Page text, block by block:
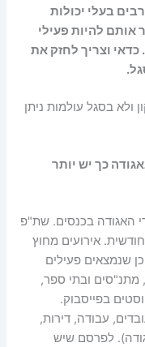
בעלי יכולות
אותם להיות פעילי
כדאי וצריך לחזק את
ולא בסגל עולמות ניתן
כך יש יותר
האגודה בכנסים. שת"פ
אירועים מחוץ
שנמצאים פעילים
מתנ"סים ובתי ספר,
בפייסבוק.
עבודה, דירות,
לפרסם שיש